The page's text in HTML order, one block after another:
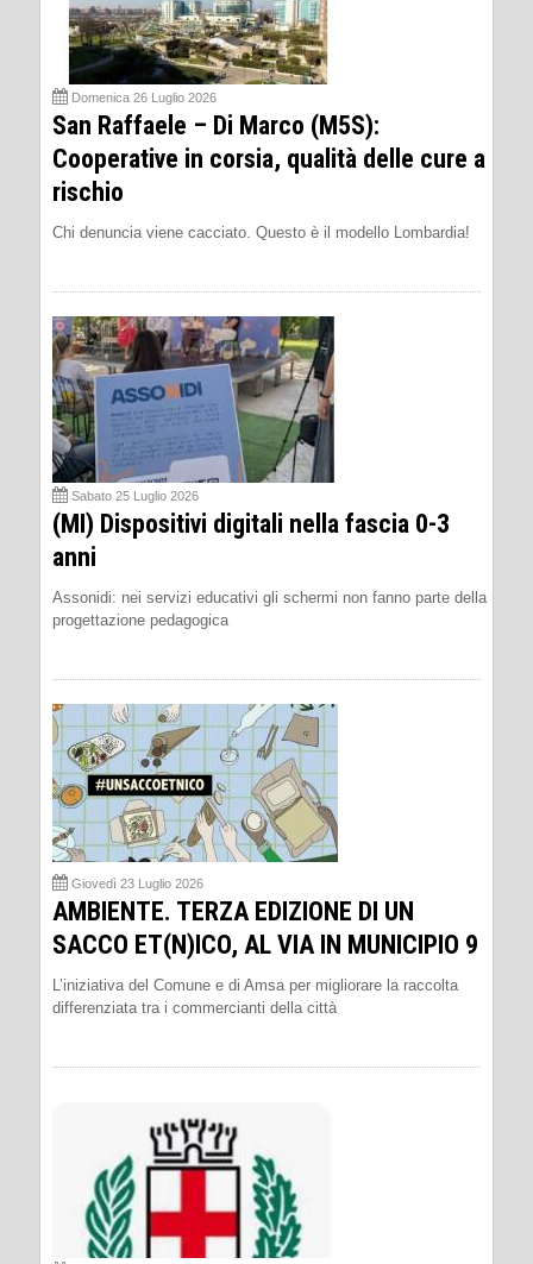
Domenica 26 Luglio 2026
San Raffaele – Di Marco (M5S):
Cooperative in corsia, qualità delle cure a
rischio
Chi denuncia viene cacciato. Questo è il modello Lombardia!
Sabato 25 Luglio 2026
(MI) Dispositivi digitali nella fascia 0-3
anni
Assonidi: nei servizi educativi gli schermi non fanno parte della
progettazione pedagogica
Giovedì 23 Luglio 2026
AMBIENTE. TERZA EDIZIONE DI UN
SACCO ET(N)ICO, AL VIA IN MUNICIPIO 9
L’iniziativa del Comune e di Amsa per migliorare la raccolta
differenziata tra i commercianti della città